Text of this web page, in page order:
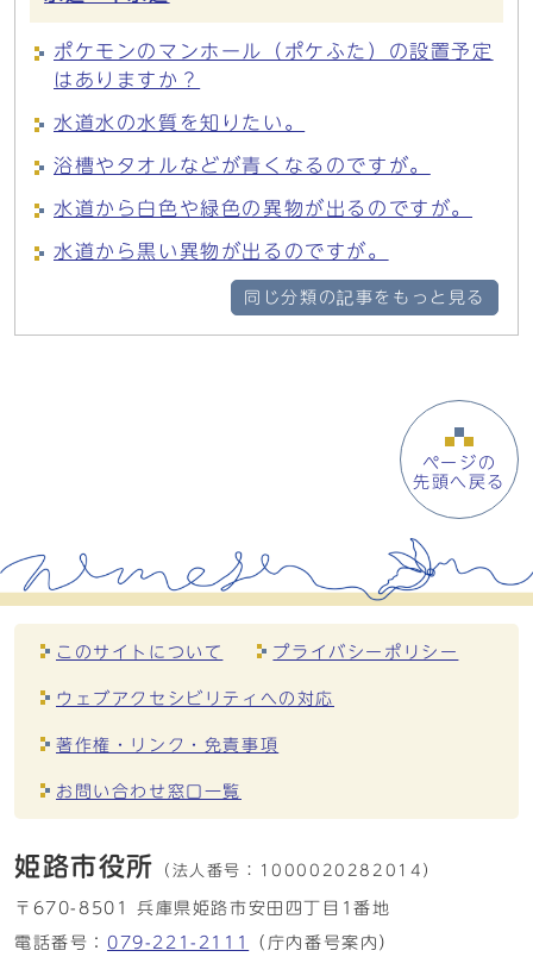
ポケモンのマンホール（ポケふた）の設置予定
はありますか？
水道水の水質を知りたい。
浴槽やタオルなどが青くなるのですが。
水道から白色や緑色の異物が出るのですが。
水道から黒い異物が出るのですが。
同じ分類の記事をもっと見る
ページの
先頭へ戻る
このサイトについて プライバシーポリシー
ウェブアクセシビリティへの対応
著作権・リンク・免責事項
お問い合わせ窓口一覧
姫路市役所 （法人番号： 1000020282014）
〒670-8501 兵庫県姫路市安田四丁目1番地
電話番号： 079-221-2111 （庁内番号案内）